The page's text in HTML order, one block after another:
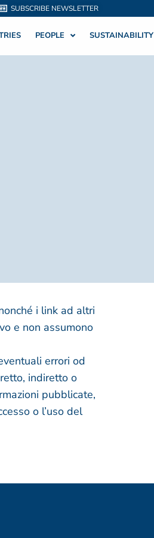
SUBSCRIBE NEWSLETTER
PEOPLE SUSTAINABILITY
i link ad altri
e non assumono
errori od
indiretto o
pubblicate,
o l’uso del